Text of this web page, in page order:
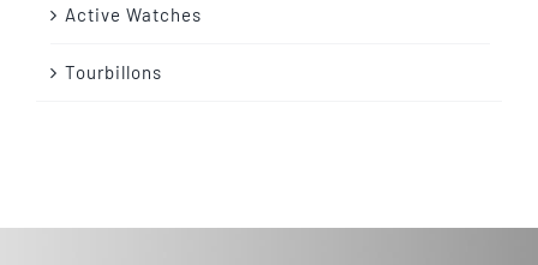
Active Watches
Tourbillons